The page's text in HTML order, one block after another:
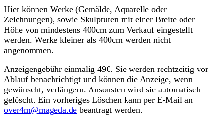
Hier können Werke (Gemälde, Aquarelle oder
Zeichnungen), sowie Skulpturen mit einer Breite oder
Höhe von mindestens 400cm zum Verkauf eingestellt
werden. Werke kleiner als 400cm werden nicht
angenommen.
Anzeigengebühr einmalig 49€. Sie werden rechtzeitig vor
Ablauf benachrichtigt und können die Anzeige, wenn
gewünscht, verlängern. Ansonsten wird sie automatisch
gelöscht. Ein vorheriges Löschen kann per E-Mail an
over4m@mageda.de beantragt werden.